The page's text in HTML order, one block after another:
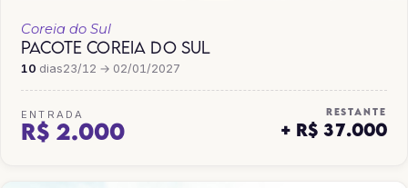
Coreia do Sul
PACOTE COREIA DO SUL
10 dias23/12 → 02/01/2027
ENTRADA
R$ 2.000
RESTANTE
+ R$ 37.000